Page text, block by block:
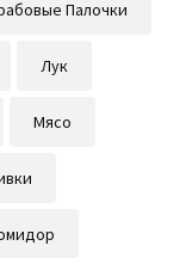
Палочки
Лук
Мясо